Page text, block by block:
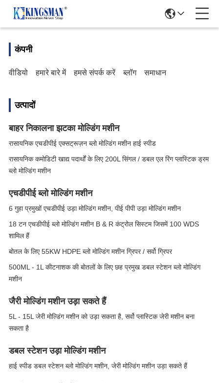
कंपनी
वीडियो हमारे बारे में हमसे संपर्क करें ब्लॉग समाधान
उत्पादों
बाहर निकालना झटका मोल्डिंग मशीन
रासायनिक एचडीपीई एक्सट्रूज़न ब्लो मोल्डिंग मशीन हाई स्पीड
रासायनिक कमोडिटी खाद्य पदार्थों के लिए 200L सिंगल / डबल एल रिंग प्लास्टिक ड्रम
ब्लो मोल्डिंग मशीन
एचडीपीई ब्लो मोल्डिंग मशीन
6 गुहा प्रमुखों एचडीपीई उड़ा मोल्डिंग मशीन, पीई पीपी उड़ा मोल्डिंग मशीन
18 टन एचडीपीई ब्लो मोल्डिंग मशीन B & R कंट्रोल सिस्टम जिसमें 100 WDS
शामिल हैं
बोतल के लिए 55KW HDPE ब्लो मोल्डिंग मशीन ग्रिपर / सर्वो ग्रिपर
500ML - 1L कीटनाशक की बोतलों के लिए छह प्रमुख डबल स्टेशन ब्लो मोल्डिंग
मशीन
जैरी मोल्डिंग मशीन उड़ा सकते हैं
5L - 15L जेरी मोल्डिंग मशीन को उड़ा सकता है, सर्वो प्लास्टिक जेरी मशीन बना
सकता है
डबल स्टेशन उड़ा मोल्डिंग मशीन
हाई स्पीड डबल स्टेशन ब्लो मोल्डिंग मशीन, जेरी मोल्डिंग मशीन उड़ा सकते हैं